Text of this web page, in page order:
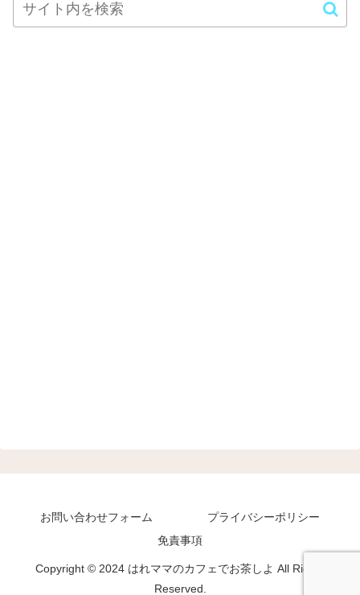
お問い合わせフォーム
プライバシーポリシー
免責事項
Copyright © 2024 はれママのカフェでお茶しよ All Rights
Reserved.